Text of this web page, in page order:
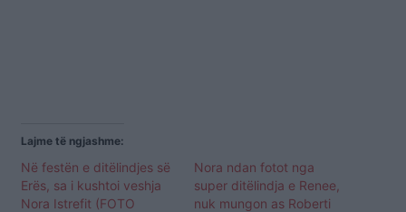
Lajme të ngjashme:
Në festën e ditëlindjes së
Erës, sa i kushtoi veshja
Nora Istrefit (FOTO
Nora ndan fotot nga
super ditëlindja e Renee,
nuk mungon as Roberti